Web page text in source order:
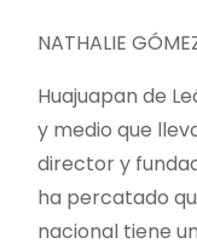
NATHALIE
Huajuapan de
y medio que
director y
ha percatado
nacional tiene